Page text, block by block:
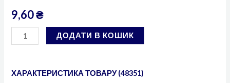
9,60₴
ДОДАТИ В КОШИК
ХАРАКТЕРИСТИКА ТОВАРУ (48351)